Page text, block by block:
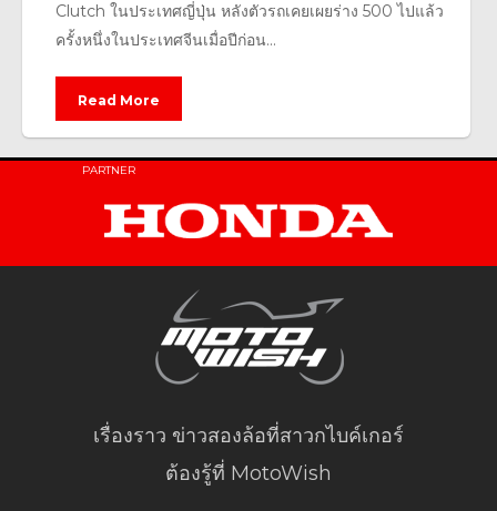
Clutch ในประเทศญี่ปุ่น หลังตัวรถเคยเผยร่าง 500 ไปแล้ว
ครั้งหนึ่งในประเทศจีนเมื่อปีก่อน...
Read More
PARTNER
เรื่องราว ข่าวสองล้อที่สาวกไบค์เกอร์
ต้องรู้ที่ MotoWish